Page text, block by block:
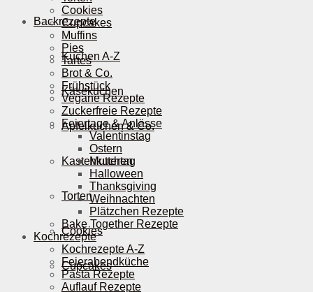
Backrezepte
Kuchen A-Z
Käsekuchen
Apfelkuchen & Co.
Kastenkuchen
Torten
Cookies
Cupcakes
Cookies
Cupcakes
Muffins
Pies
Tartes
Brot & Co.
Frühstück
Vegane Rezepte
Zuckerfreie Rezepte
Feiertage & Anlässe
Valentinstag
Ostern
Muttertag
Halloween
Thanksgiving
Weihnachten
Plätzchen Rezepte
Bake Together Rezepte
Kochrezepte
Kochrezepte A-Z
Feierabendküche
Pasta Rezepte
Auflauf Rezepte